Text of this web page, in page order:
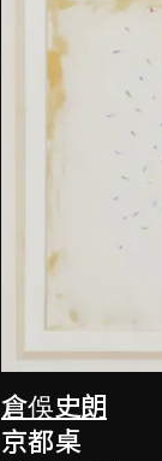
倉俁史朗
京都桌